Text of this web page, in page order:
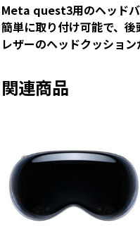
Meta quest3用のヘッドバ
簡単に取り付け可能で、
レザーのヘッドクッショ
関連商品